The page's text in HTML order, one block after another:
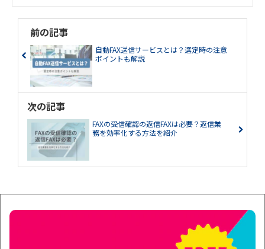
前の記事
自動FAX送信サービスとは？選定時の注意
ポイントも解説
次の記事
FAXの受信確認の返信FAXは必要？返信業
務を効率化する方法を紹介